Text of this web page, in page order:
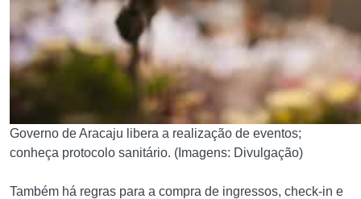
Governo de Aracaju libera a realização de eventos;
conheça protocolo sanitário. (Imagens: Divulgação)
Também há regras para a compra de ingressos, check-in e